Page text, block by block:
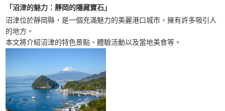
「沼津的魅力：靜岡的隱藏寶石」
沼津位於靜岡縣，是一個充滿魅力的美麗港口城市，擁有許多吸引人
的地方。
本文將介紹沼津的特色景點、體驗活動以及當地美食等。